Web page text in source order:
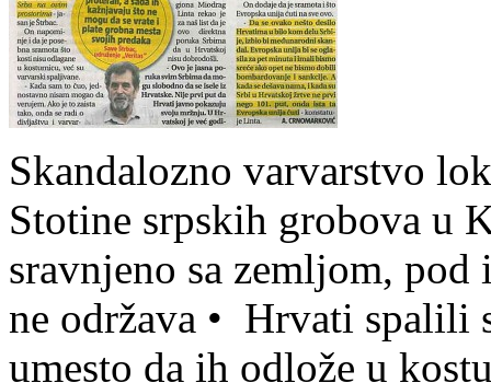
Skandalozno varvarstvo
Stotine srpskih grobova u
sravnjeno sa zemljom,
ne održava • Hrvati spalili
umesto da ih odlože u